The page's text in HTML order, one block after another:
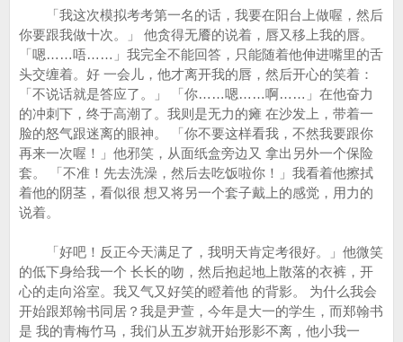
「我这次模拟考考第一名的话，我要在阳台上做喔，然后
你要跟我做十次。」 他贪得无餍的说着，唇又移上我的唇。
「嗯……唔……」我完全不能回答，只能随着他伸进嘴里的舌
头交缠着。好 一会儿，他才离开我的唇，然后开心的笑着：
「不说话就是答应了。」 「你……嗯……啊……」在他奋力
的冲刺下，终于高潮了。我则是无力的瘫 在沙发上，带着一
脸的怒气跟迷离的眼神。 「你不要这样看我，不然我要跟你
再来一次喔！」他邪笑，从面纸盒旁边又 拿出另外一个保险
套。 「不准！先去洗澡，然后去吃饭啦你！」我看着他擦拭
着他的阴茎，看似很 想又将另一个套子戴上的感觉，用力的
说着。
「好吧！反正今天满足了，我明天肯定考很好。」他微笑
的低下身给我一个 长长的吻，然后抱起地上散落的衣裤，开
心的走向浴室。我又气又好笑的瞪着他 的背影。 为什么我会
开始跟郑翰书同居？我是尹萱，今年是大一的学生，而郑翰书
是 我的青梅竹马，我们从五岁就开始形影不离，他小我一